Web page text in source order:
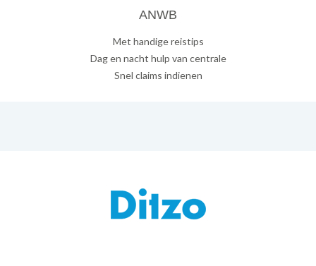
ANWB
Met handige reistips
Dag en nacht hulp van centrale
Snel claims indienen